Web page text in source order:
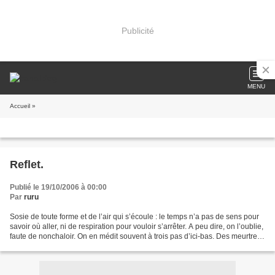
Publicité
MENU
Accueil »
Reflet.
Publié le 19/10/2006 à 00:00
Par ruru
Sosie de toute forme et de l’air qui s’écoule : le temps n’a pas de sens pour
savoir où aller, ni de respiration pour vouloir s’arrêter. A peu dire, on l’oublie,
faute de nonchaloir. On en médit souvent à trois pas d’ici-bas. Des meurtres